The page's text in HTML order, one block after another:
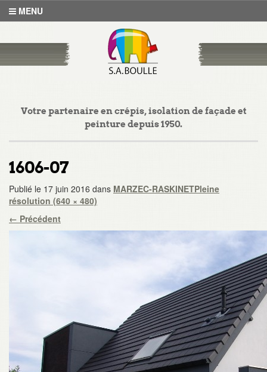
MENU
Votre partenaire en crépis, isolation de façade et
peinture depuis 1950.
1606-07
Publié le 17 juin 2016 dans MARZEC-RASKINETPleine
résolution (640 × 480)
← Précédent